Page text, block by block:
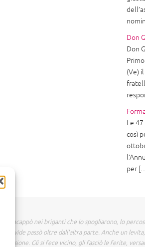
Don
Don
(Ve)
Le
così
per
e incappò nei briganti che lo spogliarono, lo
lo vide passò oltre dall'altra parte. Anche un
Gli si fece vicino, gli fasciò le ferite,